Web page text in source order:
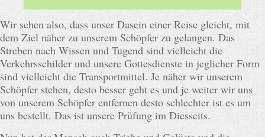
Wir sehen also, dass unser Dasein einer Reise gleicht, mit
dem Ziel näher zu unserem Schöpfer zu gelangen. Das
Streben nach Wissen und Tugend sind vielleicht die
Verkehrsschilder und unsere Gottesdienste in jeglicher Form
sind vielleicht die Transportmittel. Je näher wir unserem
Schöpfer stehen, desto besser geht es und je weiter wir uns
von unserem Schöpfer entfernen desto schlechter ist es um
uns bestellt. Das ist unsere Prüfung im Diesseits.